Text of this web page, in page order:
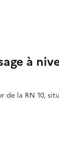
à
de la RN 10,